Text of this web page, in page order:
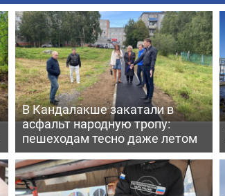
В Кандалакше закатали в
асфальт народную тропу:
пешеходам тесно даже летом